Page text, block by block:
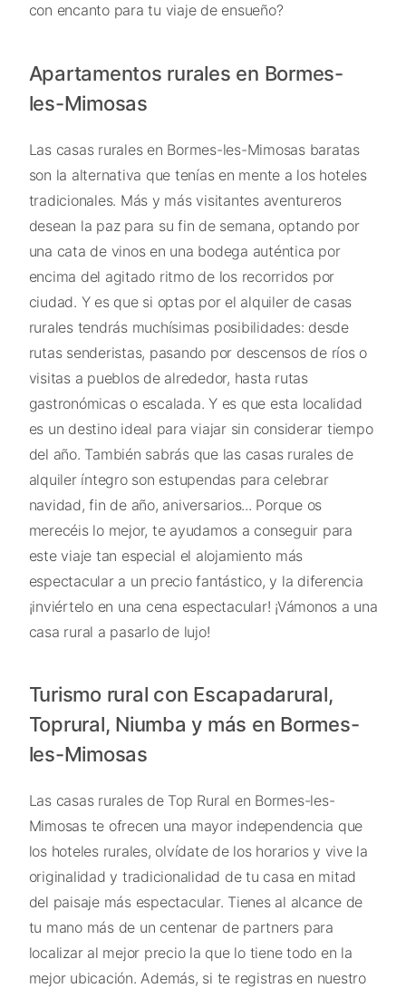
con encanto para tu viaje de ensueño?
Apartamentos rurales en Bormes-
les-Mimosas
Las casas rurales en Bormes-les-Mimosas baratas
son la alternativa que tenías en mente a los hoteles
tradicionales. Más y más visitantes aventureros
desean la paz para su fin de semana, optando por
una cata de vinos en una bodega auténtica por
encima del agitado ritmo de los recorridos por
ciudad. Y es que si optas por el alquiler de casas
rurales tendrás muchísimas posibilidades: desde
rutas senderistas, pasando por descensos de ríos o
visitas a pueblos de alrededor, hasta rutas
gastronómicas o escalada. Y es que esta localidad
es un destino ideal para viajar sin considerar tiempo
del año. También sabrás que las casas rurales de
alquiler íntegro son estupendas para celebrar
navidad, fin de año, aniversarios... Porque os
merecéis lo mejor, te ayudamos a conseguir para
este viaje tan especial el alojamiento más
espectacular a un precio fantástico, y la diferencia
¡inviértelo en una cena espectacular! ¡Vámonos a una
casa rural a pasarlo de lujo!
Turismo rural con Escapadarural,
Toprural, Niumba y más en Bormes-
les-Mimosas
Las casas rurales de Top Rural en Bormes-les-
Mimosas te ofrecen una mayor independencia que
los hoteles rurales, olvídate de los horarios y vive la
originalidad y tradicionalidad de tu casa en mitad
del paisaje más espectacular. Tienes al alcance de
tu mano más de un centenar de partners para
localizar al mejor precio la que lo tiene todo en la
mejor ubicación. Además, si te registras en nuestro